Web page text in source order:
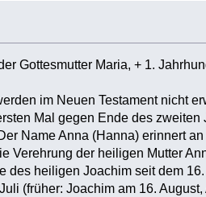
Gottesmutter Maria, + 1.
im Neuen Testament nicht
Mal gegen Ende des
Name Anna (Hanna) erinnert
Verehrung der heiligen Mutter
des heiligen Joachim seit dem
(früher: Joachim am 16.